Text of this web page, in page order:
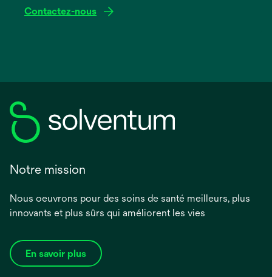
Contactez-nous
Notre mission
Nous oeuvrons pour des soins de santé meilleurs, plus
innovants et plus sûrs qui améliorent les vies
En savoir plus